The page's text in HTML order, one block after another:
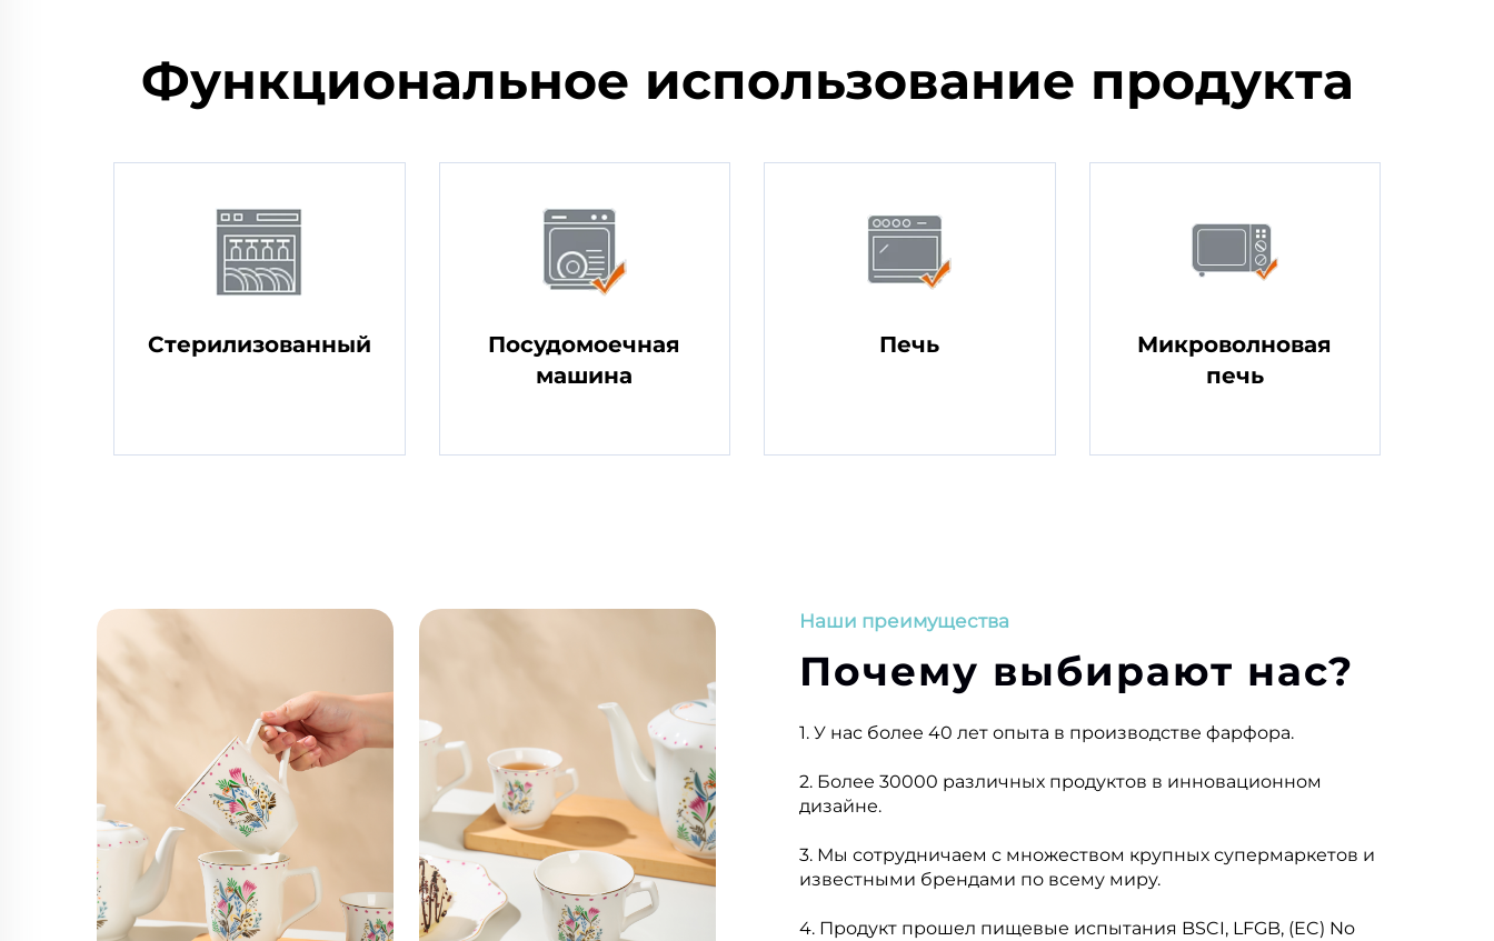
Функциональное использование продукта
Стерилизованный
Посудомоечная
машина
Печь
Микроволновая
печь
Наши преимущества
Почему выбирают нас?
1. У нас более 40 лет опыта в производстве фарфора.
2. Более 30000 различных продуктов в инновационном
дизайне.
3. Мы сотрудничаем с множеством крупных супермаркетов и
известными брендами по всему миру.
4. Продукт прошел пищевые испытания BSCI, LFGB, (EC) No